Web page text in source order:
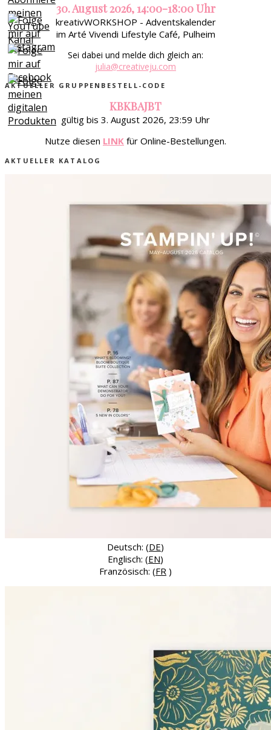
30. August 2026, 14:00-18:00 Uhr
kreativWORKSHOP - Adventskalender
im Arté Vivendi Lifestyle Café, Pulheim
Sei dabei und melde dich gleich an:
julia@creativeju.com
AKTUELLER GRUPPENBESTELL-CODE
KBKBAJBT
gültig bis 3. August 2026, 23:59 Uhr
Nutze diesen LINK für Online-Bestellungen.
AKTUELLER KATALOG
Deutsch: (DE)
Englisch: (EN)
Französisch: (FR )